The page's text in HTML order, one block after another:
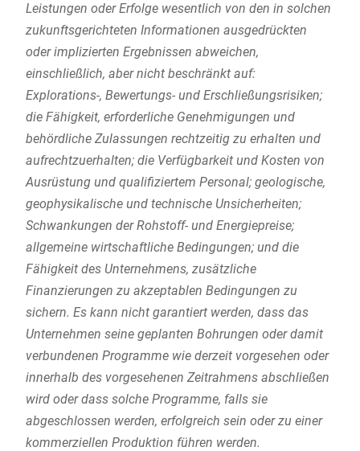
Leistungen oder Erfolge wesentlich von den in solchen
zukunftsgerichteten Informationen ausgedrückten
oder implizierten Ergebnissen abweichen,
einschließlich, aber nicht beschränkt auf:
Explorations-, Bewertungs- und Erschließungsrisiken;
die Fähigkeit, erforderliche Genehmigungen und
behördliche Zulassungen rechtzeitig zu erhalten und
aufrechtzuerhalten; die Verfügbarkeit und Kosten von
Ausrüstung und qualifiziertem Personal; geologische,
geophysikalische und technische Unsicherheiten;
Schwankungen der Rohstoff- und Energiepreise;
allgemeine wirtschaftliche Bedingungen; und die
Fähigkeit des Unternehmens, zusätzliche
Finanzierungen zu akzeptablen Bedingungen zu
sichern. Es kann nicht garantiert werden, dass das
Unternehmen seine geplanten Bohrungen oder damit
verbundenen Programme wie derzeit vorgesehen oder
innerhalb des vorgesehenen Zeitrahmens abschließen
wird oder dass solche Programme, falls sie
abgeschlossen werden, erfolgreich sein oder zu einer
kommerziellen Produktion führen werden.